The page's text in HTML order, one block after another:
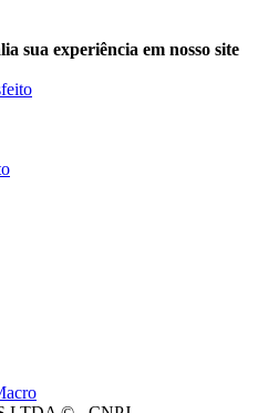
sua experiência em nosso site